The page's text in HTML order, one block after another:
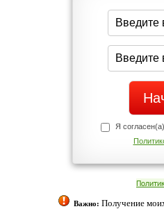
Я
Важно: Получение